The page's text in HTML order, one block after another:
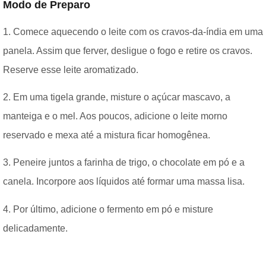
Modo de Preparo
1. Comece aquecendo o leite com os cravos-da-índia em uma
panela. Assim que ferver, desligue o fogo e retire os cravos.
Reserve esse leite aromatizado.
2. Em uma tigela grande, misture o açúcar mascavo, a
manteiga e o mel. Aos poucos, adicione o leite morno
reservado e mexa até a mistura ficar homogênea.
3. Peneire juntos a farinha de trigo, o chocolate em pó e a
canela. Incorpore aos líquidos até formar uma massa lisa.
4. Por último, adicione o fermento em pó e misture
delicadamente.